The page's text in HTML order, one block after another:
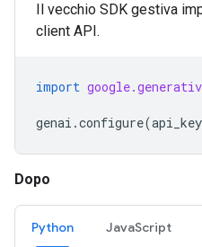
Il vecchio SDK gestiva
client API.
import
genai .configure(api_key
Dopo
Python JavaScript